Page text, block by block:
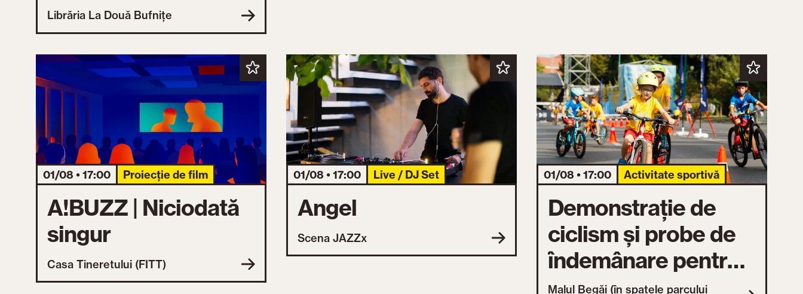
Librăria La Două Bufnițe
01/08 • 17:00 Proiecție de film
A!BUZZ | Niciodată
singur
Casa Tineretului (FITT)
01/08 • 17:00 Live / DJ Set
Angel
Scena JAZZx
01/08 • 17:00 Activitate sportivă
Demonstrație de
ciclism și probe de
îndemânare pentru
copii
Malul Begăi (în spatele parcului